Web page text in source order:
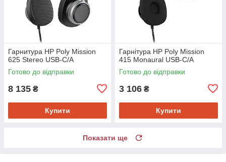
Гарнитура HP Poly Mission
625 Stereo USB-C/A
Готово до відправки
8 135 ₴
Купити
Гарнітура HP Poly Mission
415 Monaural USB-C/A
Готово до відправки
3 106 ₴
Купити
Показати ще